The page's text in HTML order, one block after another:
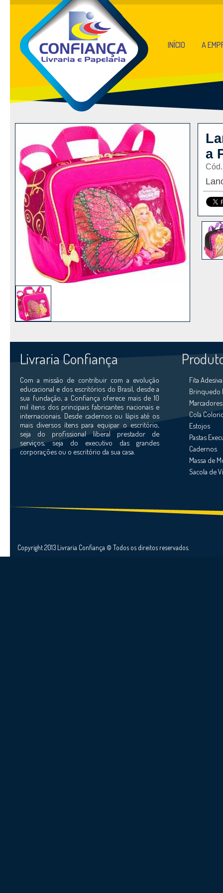
INÍCIO A
a
Livraria Confiança
Com a missão de contribuir com a evolução
educacional e dos escritórios do Brasil, desde a
sua fundação, a Confiança oferece mais de 10
mil itens dos principais fabricantes nacionais e
internacionais. Desde cadernos ou lápis até os
mais diversos ítens para equipar o escritório,
seja do profissional liberal prestador de
serviços, seja do executivo das grandes
corporações ou o escritório da sua casa.
Fita Adesiva
Brinquedo
Marcadores
Cola
Estojos
Pastas
Cadernos
Massa de
Sacola de
Copyright 2013 Livraria Confiança © Todos os direitos reservados.